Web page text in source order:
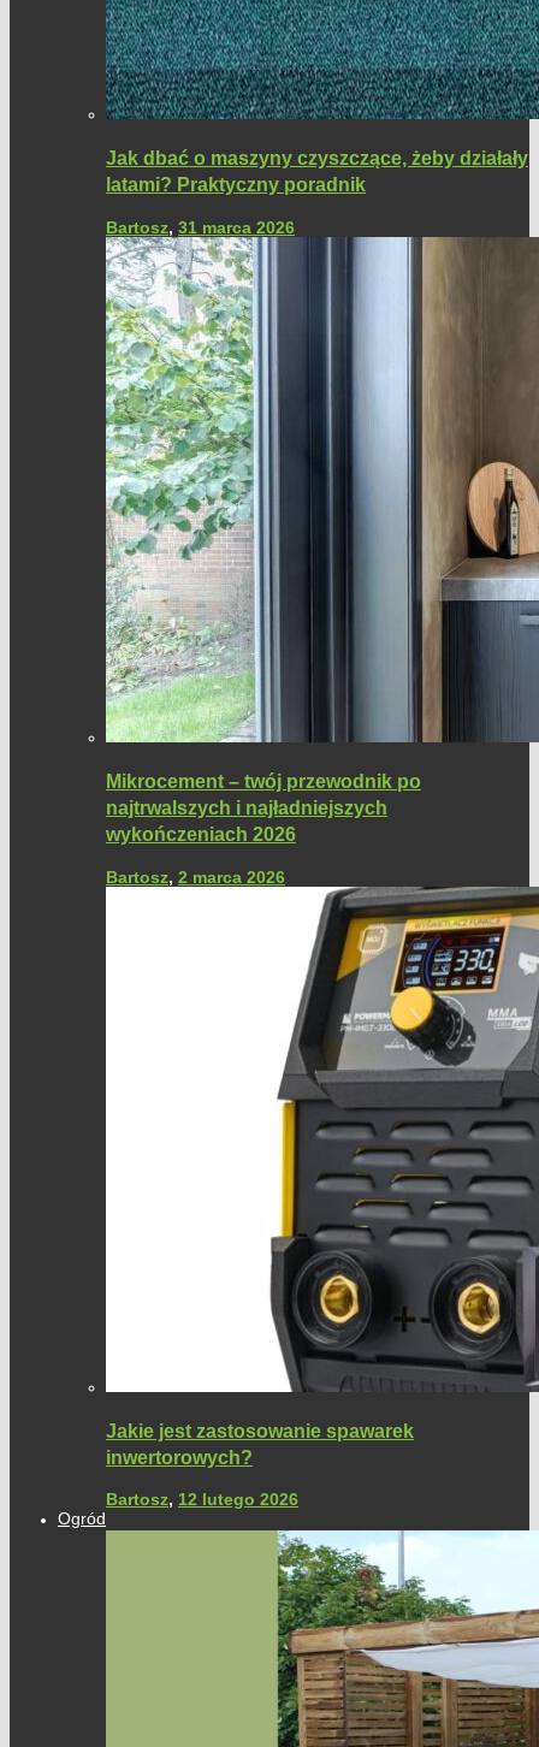
Jak dbać o maszyny czyszczące, żeby działały
latami? Praktyczny poradnik
Bartosz, 31 marca 2026
Mikrocement – twój przewodnik po
najtrwalszych i najładniejszych
wykończeniach 2026
Bartosz, 2 marca 2026
Jakie jest zastosowanie spawarek
inwertorowych?
Bartosz, 12 lutego 2026
Ogród